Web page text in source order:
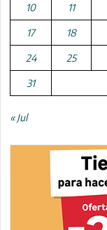
10 11
17 18
24 25
31
« Jul